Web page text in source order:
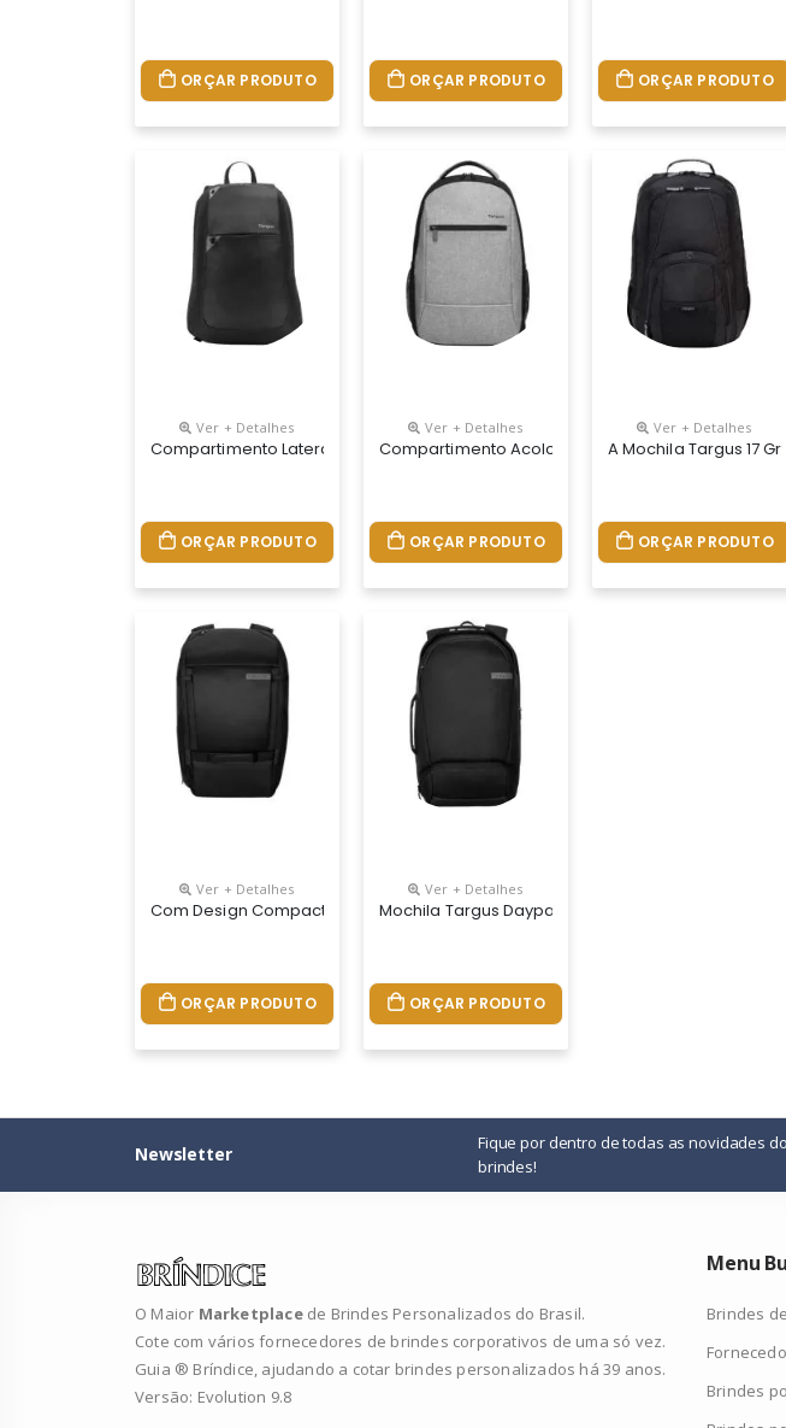
ORÇAR PRODUTO ORÇAR PRODUTO ORÇAR PRODUTO
Ver + Detalhes
Compartimento Lateral Acolchoado Para Notebook De Até 15.6” • Alças De
ORÇAR PRODUTO
Ver + Detalhes
Compartimento Acolchoado Para Notebook De
ORÇAR PRODUTO
Ver + Detalhes
A Mochila Targus 17
ORÇAR PRODUTO
Ver + Detalhes
Com Design Compacto, A Mochila Work Daypack 32l É Perfeita Para Levar
ORÇAR PRODUTO
Ver + Detalhes
Mochila Targus Daypack Work Compact 25l 16
ORÇAR PRODUTO
Newsletter
Fique por dentro de todas as novidades
brindes!
O Maior Marketplace de Brindes Personalizados do Brasil.
Cote com vários fornecedores de brindes corporativos de uma só vez.
Guia ® Bríndice, ajudando a cotar brindes personalizados há 39 anos.
Versão: Evolution 9.8
Menu
Brindes
Brindes